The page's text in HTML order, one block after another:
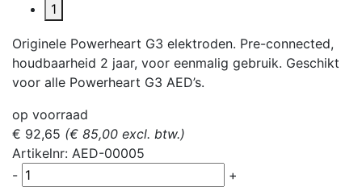
1
Originele Powerheart G3 elektroden. Pre-connected,
houdbaarheid 2 jaar, voor eenmalig gebruik. Geschikt
voor alle Powerheart G3 AED’s.
op voorraad
€ 92,65 (€ 85,00 excl. btw.)
Artikelnr: AED-00005
-
+